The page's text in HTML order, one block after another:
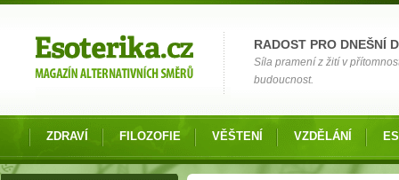
RADOST PRO DNEŠNÍ
Síla pramení z žití v
budoucnost.
ZDRAVÍ FILOZOFIE VĚŠTENÍ VZDĚLÁNÍ